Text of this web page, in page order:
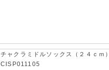
チャクラミドルソックス（２４ｃｍ）
CISP011105